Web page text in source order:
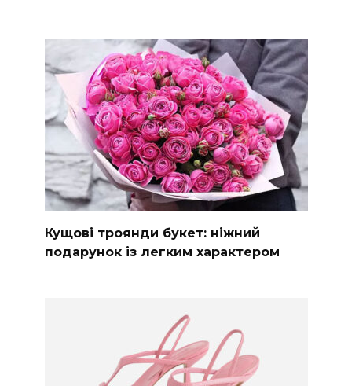
Кущові троянди букет: ніжний
подарунок із легким характером